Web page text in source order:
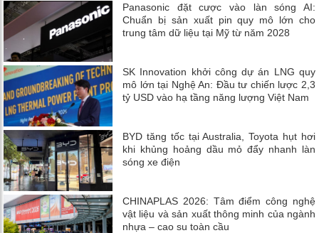
Panasonic đặt cược vào làn sóng AI:
Chuẩn bị sản xuất pin quy mô lớn cho
trung tâm dữ liệu tại Mỹ từ năm 2028
SK Innovation khởi công dự án LNG quy
mô lớn tại Nghệ An: Đầu tư chiến lược 2,3
tỷ USD vào hạ tầng năng lượng Việt Nam
BYD tăng tốc tại Australia, Toyota hụt hơi
khi khủng hoảng dầu mỏ đẩy nhanh làn
sóng xe điện
CHINAPLAS 2026: Tâm điểm công nghệ
vật liệu và sản xuất thông minh của ngành
nhựa – cao su toàn cầu